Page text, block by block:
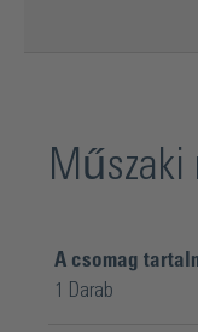
Műszaki
A csomag
1 Darab